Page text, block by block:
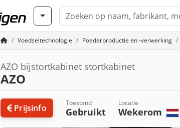
Voedseltechnologie Poederproductie en -verwerking
AZO bijstortkabinet stortkabinet
AZO
Prijsinfo Toestand
Gebruikt
Locatie
Wekerom